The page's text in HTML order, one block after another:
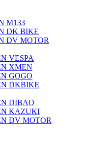
M133
DK BIKE
DV MOTOR
VESPA
XMEN
GOGO
DKBIKE
DIBAO
KAZUKI
DV MOTOR